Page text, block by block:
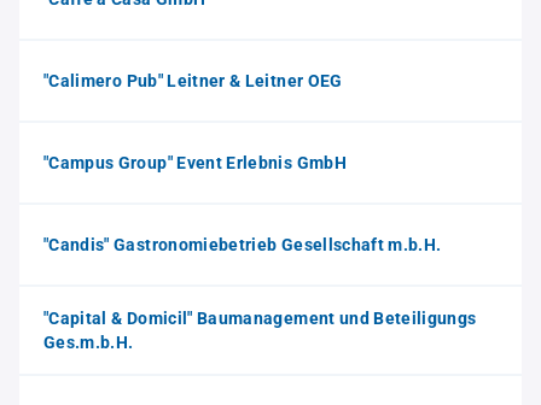
"Calimero Pub" Leitner & Leitner OEG
"Campus Group" Event Erlebnis GmbH
"Candis" Gastronomiebetrieb Gesellschaft m.b.H.
"Capital & Domicil" Baumanagement und Beteiligungs
Ges.m.b.H.